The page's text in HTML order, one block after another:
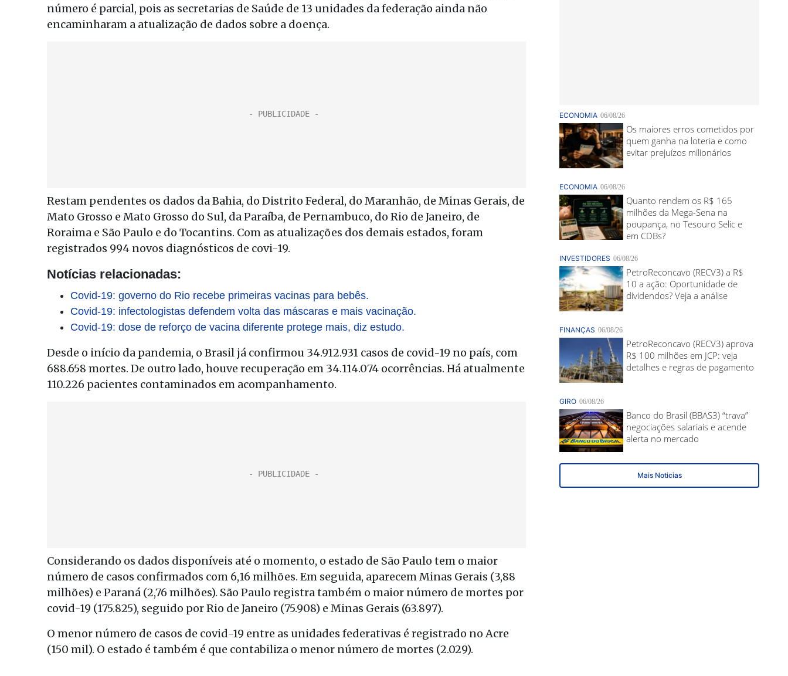
número é parcial, pois as secretarias de Saúde de 13 unidades da federação ainda não
encaminharam a atualização de dados sobre a doença.
Restam pendentes os dados da Bahia, do Distrito Federal, do Maranhão, de Minas Gerais, de
Mato Grosso e Mato Grosso do Sul, da Paraíba, de Pernambuco, do Rio de Janeiro, de
Roraima e São Paulo e do Tocantins. Com as atualizações dos demais estados, foram
registrados 994 novos diagnósticos de covi-19.
Notícias relacionadas:
Covid-19: governo do Rio recebe primeiras vacinas para bebês.
Covid-19: infectologistas defendem volta das máscaras e mais vacinação.
Covid-19: dose de reforço de vacina diferente protege mais, diz estudo.
Desde o início da pandemia, o Brasil já confirmou 34.912.931 casos de covid-19 no país, com
688.658 mortes. De outro lado, houve recuperação em 34.114.074 ocorrências. Há atualmente
110.226 pacientes contaminados em acompanhamento.
Considerando os dados disponíveis até o momento, o estado de São Paulo tem o maior
número de casos confirmados com 6,16 milhões. Em seguida, aparecem Minas Gerais (3,88
milhões) e Paraná (2,76 milhões). São Paulo registra também o maior número de mortes por
covid-19 (175.825), seguido por Rio de Janeiro (75.908) e Minas Gerais (63.897).
O menor número de casos de covid-19 entre as unidades federativas é registrado no Acre
(150 mil). O estado é também é que contabiliza o menor número de mortes (2.029).